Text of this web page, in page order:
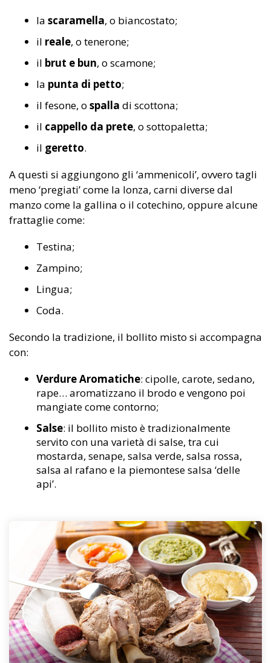
la scaramella, o biancostato;
il reale, o tenerone;
il brut e bun, o scamone;
la punta di petto;
il fesone, o spalla di scottona;
il cappello da prete, o sottopaletta;
il geretto.
A questi si aggiungono gli ‘ammenicoli’, ovvero tagli
meno ‘pregiati’ come la lonza, carni diverse dal
manzo come la gallina o il cotechino, oppure alcune
frattaglie come:
Testina;
Zampino;
Lingua;
Coda.
Secondo la tradizione, il bollito misto si accompagna
con:
Verdure Aromatiche: cipolle, carote, sedano,
rape… aromatizzano il brodo e vengono poi
mangiate come contorno;
Salse: il bollito misto è tradizionalmente
servito con una varietà di salse, tra cui
mostarda, senape, salsa verde, salsa rossa,
salsa al rafano e la piemontese salsa ‘delle
api’.